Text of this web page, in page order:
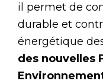
il permet de
durable et
énergétique
des nouvelles